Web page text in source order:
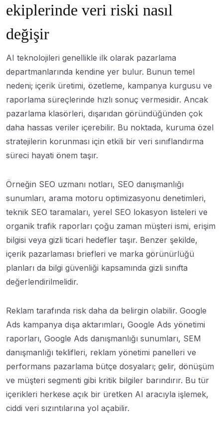
ekiplerinde veri riski nasıl
değişir
AI teknolojileri genellikle ilk olarak pazarlama
departmanlarında kendine yer bulur. Bunun temel
nedeni; içerik üretimi, özetleme, kampanya kurgusu ve
raporlama süreçlerinde hızlı sonuç vermesidir. Ancak
pazarlama klasörleri, dışarıdan göründüğünden çok
daha hassas veriler içerebilir. Bu noktada, kuruma özel
stratejilerin korunması için etkili bir veri sınıflandırma
süreci hayati önem taşır.
Örneğin SEO uzmanı notları, SEO danışmanlığı
sunumları, arama motoru optimizasyonu denetimleri,
teknik SEO taramaları, yerel SEO lokasyon listeleri ve
organik trafik raporları çoğu zaman müşteri ismi, erişim
bilgisi veya gizli ticari hedefler taşır. Benzer şekilde,
içerik pazarlaması briefleri ve marka görünürlüğü
planları da bilgi güvenliği kapsamında gizli sınıfta
değerlendirilmelidir.
Reklam tarafında risk daha da belirgin olabilir. Google
Ads kampanya dışa aktarımları, Google Ads yönetimi
raporları, Google Ads danışmanlığı sunumları, SEM
danışmanlığı teklifleri, reklam yönetimi panelleri ve
performans pazarlama bütçe dosyaları; gelir, dönüşüm
ve müşteri segmenti gibi kritik bilgiler barındırır. Bu tür
içerikleri herkese açık bir üretken AI aracıyla işlemek,
ciddi veri sızıntılarına yol açabilir.